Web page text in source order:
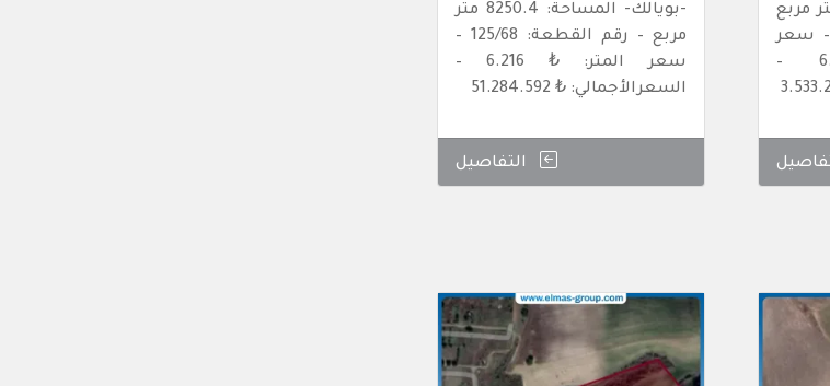
551.19 متر مربع
– رقم القطعة: 129/11 – سعر
المتر: ₺ 6.410.26 –
-بويالك- المساحة: 8250.4 متر
مربع – رقم القطعة: 125/68 –
سعر المتر: ₺ 6.216 –
السعرالأجمالي: ₺ 51.284.592
التفاصيل